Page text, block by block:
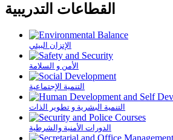
القطاعات التدريبية
الإتزان البيئي
الأمن و السلامة
التنمية الإجتماعية
التنمية البشرية و تطوير الذات
الدورات الأمنية والشرطية